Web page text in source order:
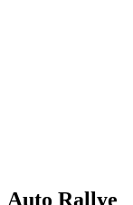
Auto Rallye